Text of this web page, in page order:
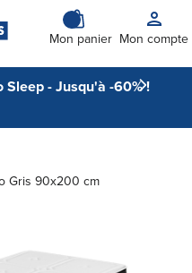
Mon panier Mon compte
- Jusqu'à -60% !
Gris 90x200 cm